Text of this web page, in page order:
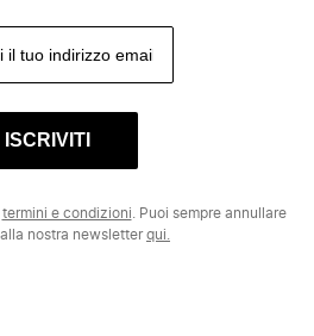
ISCRIVITI
termini e condizioni . Puoi sempre annullare
nostra newsletterqui.